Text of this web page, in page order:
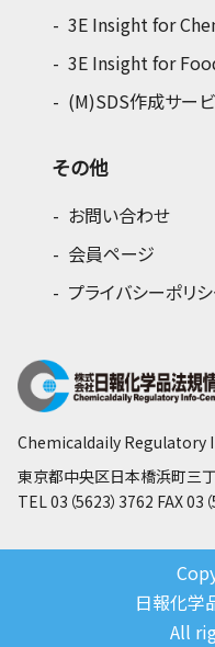
3E Insight for
3E Insight for
(M)SDS作成サー
その他
お問い合わせ
会員ページ
プライバシーポリ
Chemicaldaily Regulatory
東京都中央区日本橋浜町三
TEL 03（5623）3762 FAX 03
日報化学
All